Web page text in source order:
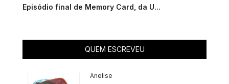
Episódio final de Memory Card, da U...
QUEM ESCREVEU
Anelise